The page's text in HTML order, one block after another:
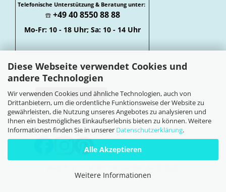
Diese Webseite verwendet Cookies und
andere Technologien
Wir verwenden Cookies und ähnliche Technologien, auch von
Drittanbietern, um die ordentliche Funktionsweise der Website zu
gewährleisten, die Nutzung unseres Angebotes zu analysieren und
Ihnen ein bestmögliches Einkaufserlebnis bieten zu können. Weitere
Informationen finden Sie in unserer Datenschutzerklärung.
Alle Akzeptieren
Weitere Informationen
Telefonische Unterstützung & Beratung unter:
☎️ +49 40 8550 88 88
Mo-Fr: 10 - 18 Uhr; Sa: 10 - 14 Uhr
Vertrag widerrufen
Widerrufsbelehrung
Soziale Netzwerke